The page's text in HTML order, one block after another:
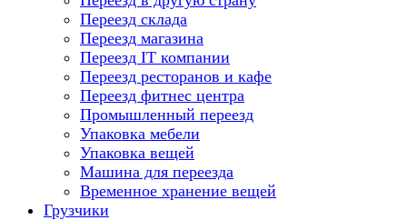
Переезд склада
Переезд магазина
Переезд IT компании
Переезд ресторанов и кафе
Переезд фитнес центра
Промышленный переезд
Упаковка мебели
Упаковка вещей
Машина для переезда
Временное хранение вещей
Грузчики